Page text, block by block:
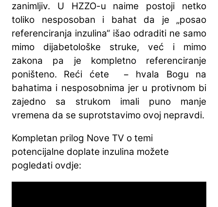
zanimljiv. U HZZO-u naime postoji netko
toliko nesposoban i bahat da je „posao
referenciranja inzulina“ išao odraditi ne samo
mimo dijabetološke struke, već i mimo
zakona pa je kompletno referenciranje
poništeno. Reći ćete − hvala Bogu na
bahatima i nesposobnima jer u protivnom bi
zajedno sa strukom imali puno manje
vremena da se suprotstavimo ovoj nepravdi.
Kompletan prilog Nove TV o temi
potencijalne doplate inzulina možete
pogledati ovdje: